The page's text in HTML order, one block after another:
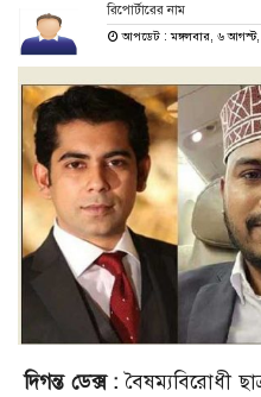
রিপোর্টারের নাম
আপডেট : মঙ্গলবার, ৬
দিগন্ত ডেক্স : বৈষম্যবিরোধী